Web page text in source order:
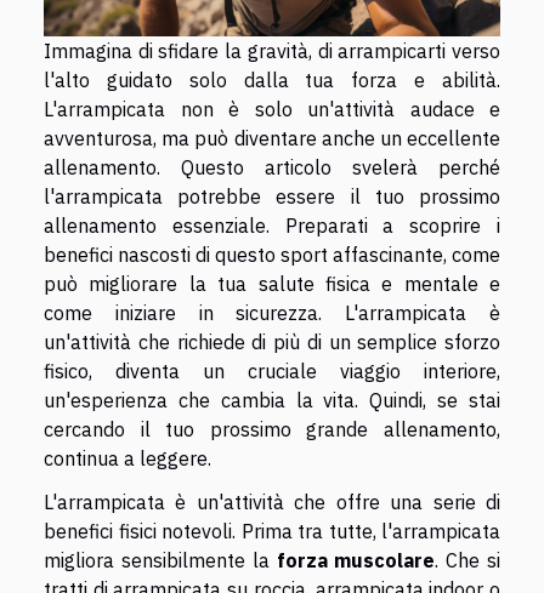
Immagina di sfidare la gravità, di arrampicarti verso
l'alto guidato solo dalla tua forza e abilità.
L'arrampicata non è solo un'attività audace e
avventurosa, ma può diventare anche un eccellente
allenamento. Questo articolo svelerà perché
l'arrampicata potrebbe essere il tuo prossimo
allenamento essenziale. Preparati a scoprire i
benefici nascosti di questo sport affascinante, come
può migliorare la tua salute fisica e mentale e
come iniziare in sicurezza. L'arrampicata è
un'attività che richiede di più di un semplice sforzo
fisico, diventa un cruciale viaggio interiore,
un'esperienza che cambia la vita. Quindi, se stai
cercando il tuo prossimo grande allenamento,
continua a leggere.
L'arrampicata è un'attività che offre una serie di
benefici fisici notevoli. Prima tra tutte, l'arrampicata
migliora sensibilmente la forza muscolare. Che si